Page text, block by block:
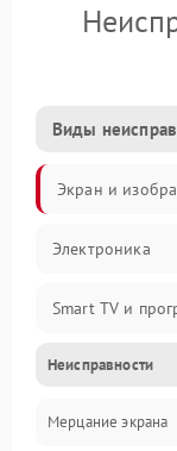
Виды
Экран и
Электроника
Smart TV и
Питание и запуск
Подсветка и
Неисправности
Мерцание экрана